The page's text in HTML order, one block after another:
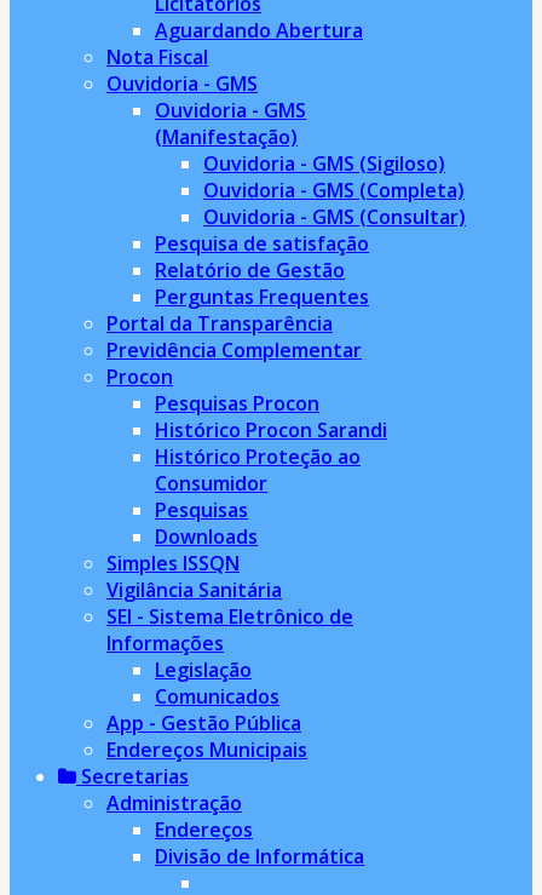
Aguardando Abertura
Nota Fiscal
Ouvidoria - GMS
Ouvidoria - GMS
(Manifestação)
Ouvidoria - GMS (Sigiloso)
Ouvidoria - GMS (Completa)
Ouvidoria - GMS (Consultar)
Pesquisa de satisfação
Relatório de Gestão
Perguntas Frequentes
Portal da Transparência
Previdência Complementar
Procon
Pesquisas Procon
Histórico Procon Sarandi
Histórico Proteção ao
Consumidor
Pesquisas
Downloads
Simples ISSQN
Vigilância Sanitária
SEI - Sistema Eletrônico de
Informações
Legislação
Comunicados
App - Gestão Pública
Endereços Municipais
Secretarias
Administração
Endereços
Divisão de Informática